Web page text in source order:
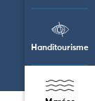
Handitourisme